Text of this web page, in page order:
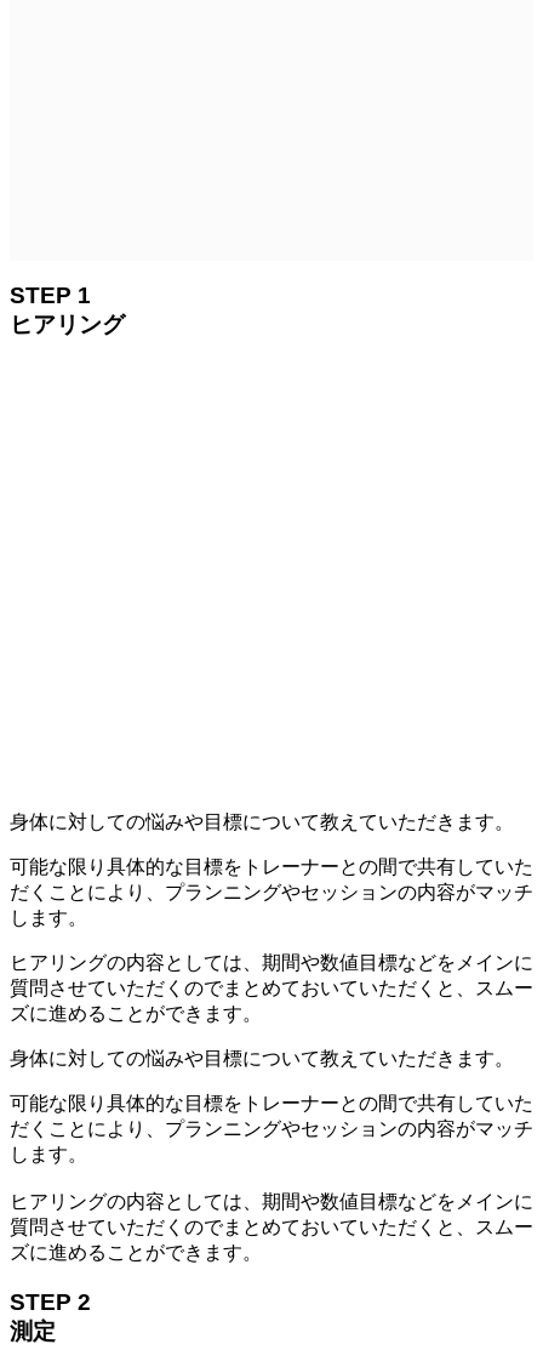
STEP 1
ヒアリング
身体に対しての悩みや目標について教えていただきます。
可能な限り具体的な目標をトレーナーとの間で共有していた
だくことにより、プランニングやセッションの内容がマッチ
します。
ヒアリングの内容としては、期間や数値目標などをメインに
質問させていただくのでまとめておいていただくと、スムー
ズに進めることができます。
身体に対しての悩みや目標について教えていただきます。
可能な限り具体的な目標をトレーナーとの間で共有していた
だくことにより、プランニングやセッションの内容がマッチ
します。
ヒアリングの内容としては、期間や数値目標などをメインに
質問させていただくのでまとめておいていただくと、スムー
ズに進めることができます。
STEP 2
測定